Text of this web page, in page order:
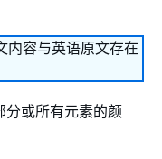
内容与英语原文存在
分或所有元素的颜